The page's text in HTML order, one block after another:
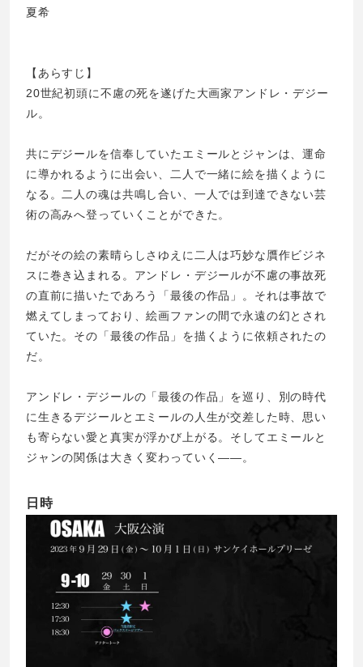
夏希
【あらすじ】
20世紀初頭に不慮の死を遂げた大画家アンドレ・デジー
ル。
共にデジールを信奉していたエミールとジャンは、運命
に導かれるように出会い、二人で一緒に絵を描くように
なる。二人の魂は共鳴し合い、一人では到達できない芸
術の高みへ登っていくことができた。
だがその絵の素晴らしさゆえに二人は巧妙な贋作ビジネ
スに巻き込まれる。アンドレ・デジールが不慮の事故死
の直前に描いたであろう「最後の作品」。それは事故で
燃えてしまっており、絵画ファンの間で永遠の幻とされ
ていた。その「最後の作品」を描くように依頼されたの
だ。
アンドレ・デジールの「最後の作品」を巡り、別の時代
に生きるデジールとエミールの人生が交差した時、思い
も寄らない愛と真実が浮かび上がる。そしてエミールと
ジャンの関係は大きく変わっていく――。
日時